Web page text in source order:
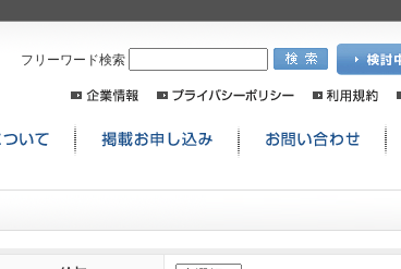
フリーワード検索